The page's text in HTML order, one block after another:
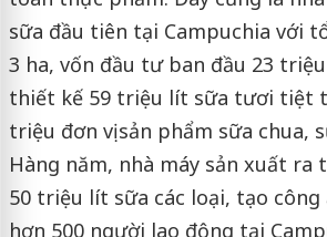
sữa đầu tiên tại Campuchia với
3 ha, vốn đầu tư ban đầu 23
thiết kế 59 triệu lít sữa tươi tiệt
triệu đơn vị sản phẩm sữa chua,
Hàng năm, nhà máy sản xuất ra
50 triệu lít sữa các loại, tạo công
hơn 500 người lao động tại